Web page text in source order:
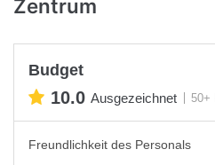
Zentrum
Budget
10.0 Ausgezeichnet 50+
Freundlichkeit des Personals